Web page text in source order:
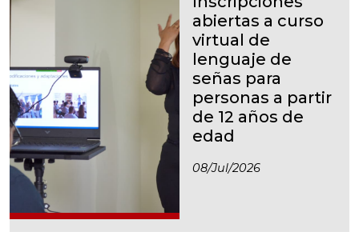
abiertas a curso
virtual de
lenguaje de
señas para
personas a partir
de 12 años de
edad
08/jul/2026